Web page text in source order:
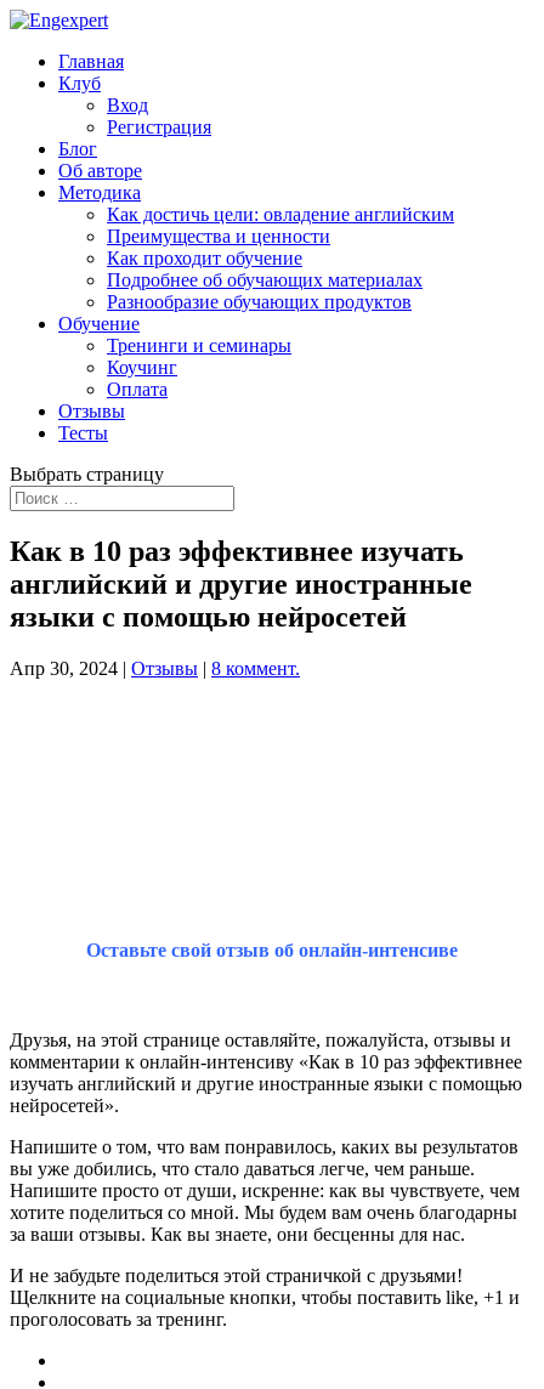
Главная
Клуб
Вход
Регистрация
Блог
Об авторе
Методика
Как достичь цели: овладение английским
Преимущества и ценности
Как проходит обучение
Подробнее об обучающих материалах
Разнообразие обучающих продуктов
Обучение
Тренинги и семинары
Коучинг
Оплата
Отзывы
Тесты
Выбрать страницу
Как в 10 раз эффективнее изучать
английский и другие иностранные
языки с помощью нейросетей
Апр 30, 2024 | Отзывы | 8 коммент.
Оставьте свой отзыв об онлайн-интенсиве
Друзья, на этой странице оставляйте, пожалуйста, отзывы и
комментарии к онлайн-интенсиву «Как в 10 раз эффективнее
изучать английский и другие иностранные языки с помощью
нейросетей».
Напишите о том, что вам понравилось, каких вы результатов
вы уже добились, что стало даваться легче, чем раньше.
Напишите просто от души, искренне: как вы чувствуете, чем
хотите поделиться со мной. Мы будем вам очень благодарны
за ваши отзывы. Как вы знаете, они бесценны для нас.
И не забудьте поделиться этой страничкой с друзьями!
Щелкните на социальные кнопки, чтобы поставить like, +1 и
проголосовать за тренинг.